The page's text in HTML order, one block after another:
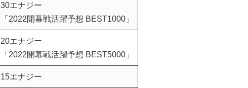
30エナジー
「2022開幕戦活躍予想 BEST1000」
20エナジー
「2022開幕戦活躍予想 BEST5000」
15エナジー